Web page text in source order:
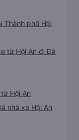
Thành phố Hội
từ Hội An đi Đà
Hội An
nhà xe Hội An